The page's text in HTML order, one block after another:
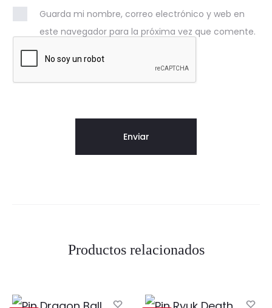
Guarda mi nombre, correo electrónico y web en
este navegador para la próxima vez que comente.
Productos relacionados